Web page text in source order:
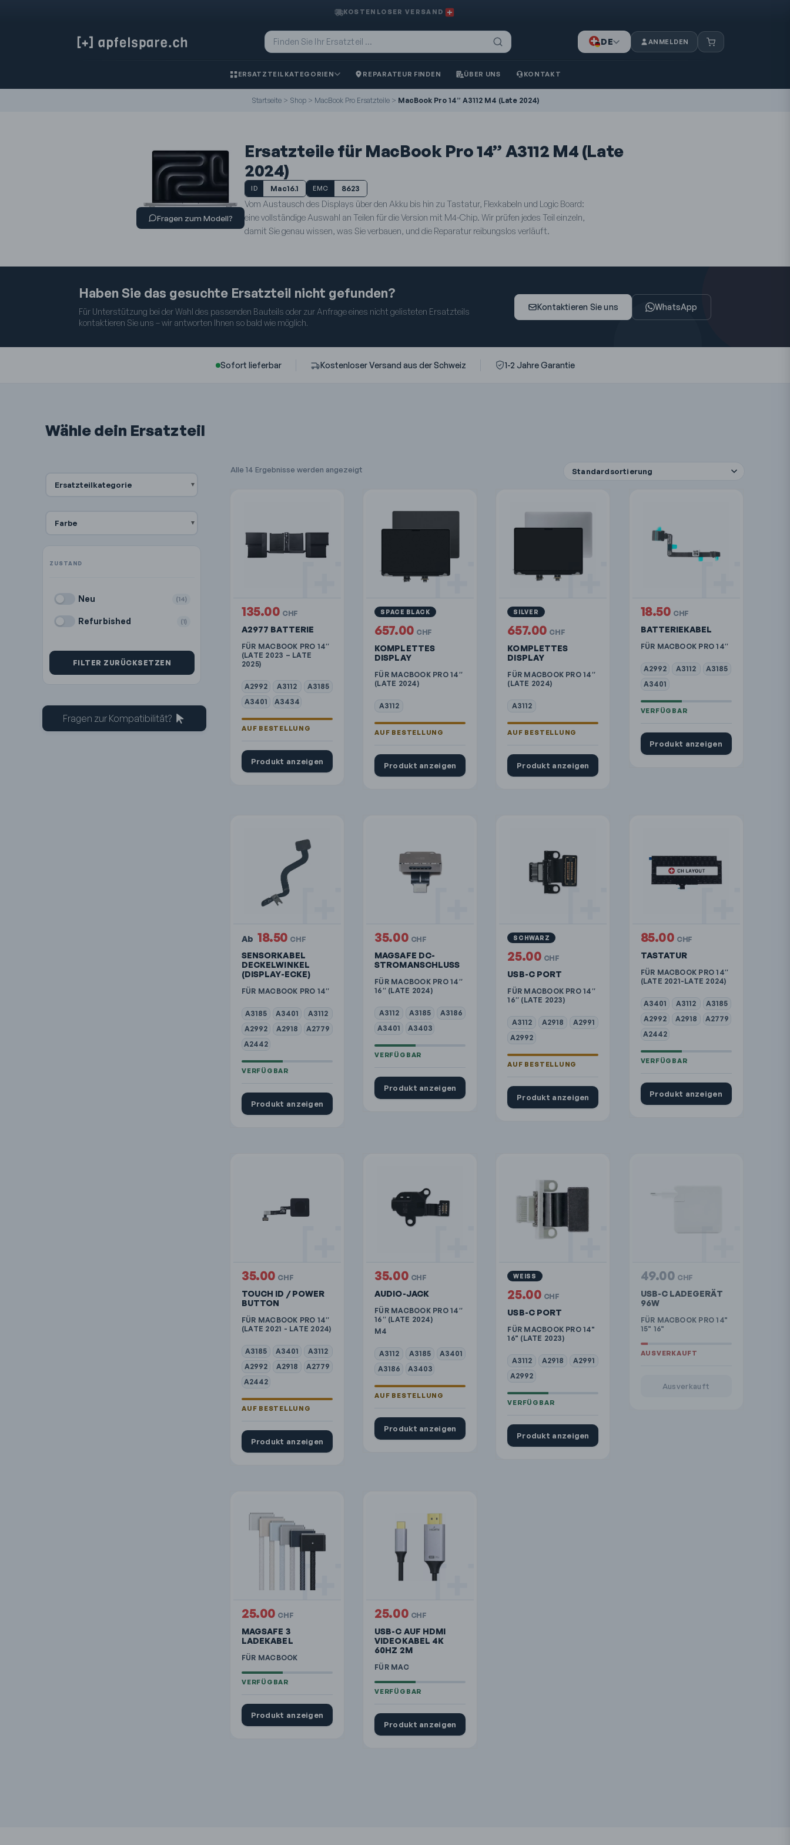
KOSTENLOSER VERSAND
DE
ANMELDEN
ERSATZTEILKATEGORIEN REPARATEUR FINDEN ÜBER UNS KONTAKT
Startseite> Shop> MacBook Pro Ersatzteile> MacBook Pro 14” A3112 M4 (Late 2024)
Fragen zum Modell?
Ersatzteile für MacBook Pro 14” A3112 M4 (Late
2024)
ID Mac16.1 EMC 8623
Vom Austausch des Displays über den Akku bis hin zu Tastatur, Flexkabeln und Logic Board:
eine vollständige Auswahl an Teilen für die Version mit M4-Chip. Wir prüfen jedes Teil einzeln,
damit Sie genau wissen, was Sie verbauen, und die Reparatur reibungslos verläuft.
Haben Sie das gesuchte Ersatzteil nicht gefunden?
Für Unterstützung bei der Wahl des passenden Bauteils oder zur Anfrage eines nicht gelisteten Ersatzteils
kontaktieren Sie uns – wir antworten Ihnen so bald wie möglich.
Kontaktieren Sie uns WhatsApp
Sofort lieferbar Kostenloser Versand aus der Schweiz 1-2 Jahre Garantie
Wähle dein Ersatzteil
Ersatzteilkategorie
Farbe
Neu (14)
Refurbished (1)
FILTER ZURÜCKSETZEN
Fragen zur Kompatibilität?
Alle 14 Ergebnisse werden angezeigt
A2977 BATTERIE
FÜR MACBOOK PRO 14″
(LATE 2023 – LATE
2025)
A2992 A3112
A3185
A3401
A3434
135.00 CHF
Produkt anzeigen
KOMPLETTES
DISPLAY
FÜR MACBOOK PRO 14″
(LATE 2024)
A3112
SPACE BLACK
657.00 CHF
Produkt anzeigen
KOMPLETTES
DISPLAY
FÜR MACBOOK PRO 14″
(LATE 2024)
A3112
SILVER
657.00 CHF
Produkt anzeigen
BATTERIEKABEL
FÜR MACBOOK PRO 14″
A2992 A3112
A3185
A3401
18.50 CHF
Produkt anzeigen
SENSORKABEL
DECKELWINKEL
(DISPLAY-ECKE)
FÜR MACBOOK PRO 14″
A3185 A3401
A3112
A2992
A2918
A2779
A2442
Ab 18.50 CHF
Produkt anzeigen
MAGSAFE DC-
STROMANSCHLUSS
FÜR MACBOOK PRO 14″
16″ (LATE 2024)
A3112 A3185
A3186
A3401
A3403
35.00 CHF
Produkt anzeigen
USB-C PORT
FÜR MACBOOK PRO 14″
16″ (LATE 2023)
A3112 A2918
A2991
A2992
SCHWARZ
25.00 CHF
Produkt anzeigen
TASTATUR
FÜR MACBOOK PRO 14″
(LATE 2021-LATE 2024)
A3401 A3112
A3185
A2992
A2918
A2779
A2442
85.00 CHF
Produkt anzeigen
TOUCH ID / POWER
BUTTON
FÜR MACBOOK PRO 14″
(LATE 2021 - LATE 2024)
A3185 A3401
A3112
A2992
A2918
A2779
A2442
35.00 CHF
Produkt anzeigen
AUDIO-JACK
FÜR MACBOOK PRO 14″
16″ (LATE 2024)
A3112 A3185
A3401
A3186
A3403
M4
35.00 CHF
Produkt anzeigen
USB-C PORT
FÜR MACBOOK PRO 14"
16" (LATE 2023)
A3112 A2918
A2991
A2992
WEISS
25.00 CHF
Produkt anzeigen
USB-C LADEGERÄT
96W
FÜR MACBOOK PRO 14"
15" 16"
49.00 CHF
Ausverkauft
MAGSAFE 3
LADEKABEL
FÜR MACBOOK
25.00 CHF
Produkt anzeigen
USB-C AUF HDMI
VIDEOKABEL 4K
60HZ 2M
FÜR MAC
25.00 CHF
Produkt anzeigen